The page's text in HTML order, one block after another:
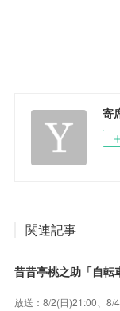
寄
関連記事
放送：8/2(日)21:00、